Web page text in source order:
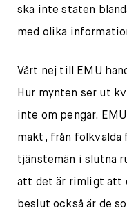
ska inte staten
med olika
Vårt nej till EMU
Hur mynten ser ut
inte om pengar.
makt, från folkvalda
tjänstemän i slutna
att det är rimligt att
beslut också är de